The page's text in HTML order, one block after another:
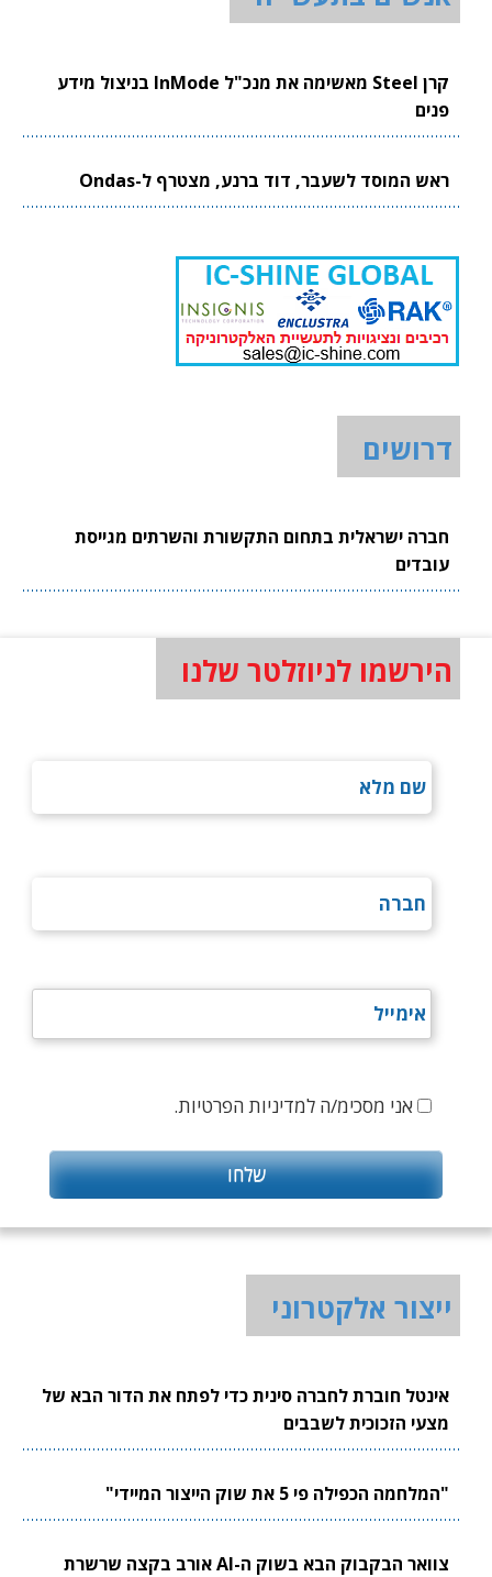
קרן Steel מאשימה את מנכ"ל InMode בניצול מידע
פנים
ראש המוסד לשעבר, דוד ברנע, מצטרף ל-Ondas
דרושים
חברה ישראלית בתחום התקשורת והשרתים מגייסת
עובדים
הירשמו לניוזלטר שלנו
אני מסכימ/ה למדיניות הפרטיות.
ייצור אלקטרוני
אינטל חוברת לחברה סינית כדי לפתח את הדור הבא של
מצעי הזכוכית לשבבים
"המלחמה הכפילה פי 5 את שוק הייצור המיידי"
צוואר הבקבוק הבא בשוק ה-AI אורב בקצה שרשרת